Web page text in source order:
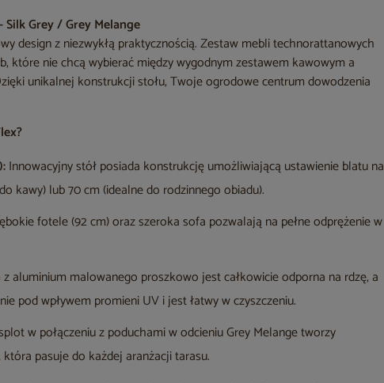
Grey / Grey Melange
design z niezwykłą praktycznością. Zestaw mebli technorattanowych
które nie chcą wybierać między wygodnym zestawem kawowym a
unikalnej konstrukcji stołu, Twoje ogrodowe centrum dowodzenia
Innowacyjny stół posiada konstrukcję umożliwiającą ustawienie blatu na
kawy) lub 70 cm (idealne do rodzinnego obiadu).
fotele (92 cm) oraz szeroka sofa pozwalają na pełne odprężenie w
aluminium malowanego proszkowo jest całkowicie odporna na rdzę, a
pod wpływem promieni UV i jest łatwy w czyszczeniu.
w połączeniu z poduchami w odcieniu Grey Melange tworzy
pasuje do każdej aranżacji tarasu.